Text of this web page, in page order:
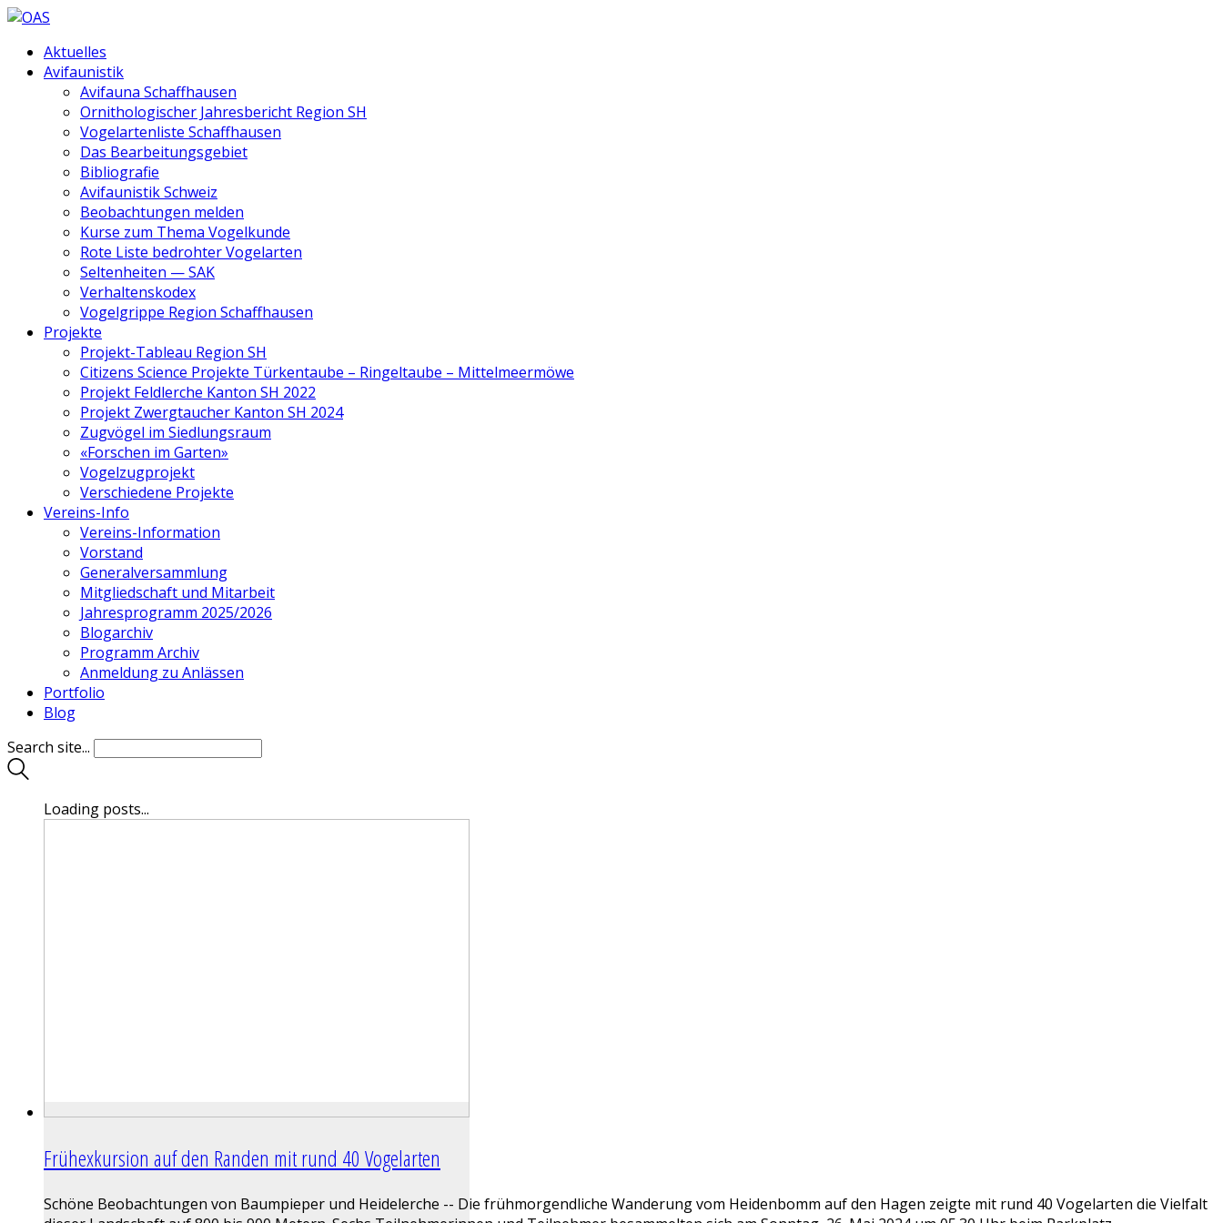
Aktuelles
Avifaunistik
Avifauna Schaffhausen
Ornithologischer Jahresbericht Region SH
Vogelartenliste Schaffhausen
Das Bearbeitungsgebiet
Bibliografie
Avifaunistik Schweiz
Beobachtungen melden
Kurse zum Thema Vogelkunde
Rote Liste bedrohter Vogelarten
Seltenheiten — SAK
Verhaltenskodex
Vogelgrippe Region Schaffhausen
Projekte
Projekt-Tableau Region SH
Citizens Science Projekte Türkentaube – Ringeltaube – Mittelmeermöwe
Projekt Feldlerche Kanton SH 2022
Projekt Zwergtaucher Kanton SH 2024
Zugvögel im Siedlungsraum
«Forschen im Garten»
Vogelzugprojekt
Verschiedene Projekte
Vereins-Info
Vereins-Information
Vorstand
Generalversammlung
Mitgliedschaft und Mitarbeit
Jahresprogramm 2025/2026
Blogarchiv
Programm Archiv
Anmeldung zu Anlässen
Portfolio
Blog
Search site...
Loading posts...
Frühexkursion auf den Randen mit rund 40 Vogelarten
Schöne Beobachtungen von Baumpieper und Heidelerche -- Die frühmorgendliche Wanderung vom Heidenbomm auf den Hagen zeigte mit rund 40 Vogelarten die Vielfalt